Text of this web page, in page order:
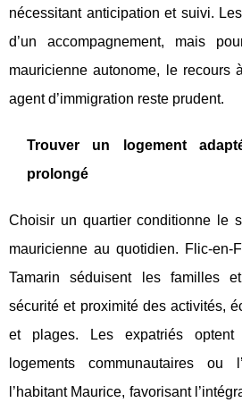
nécessitant anticipation et suivi.
d’un accompagnement, mais
mauricienne autonome, le recours
agent d’immigration reste prudent.
Trouver un logement
prolongé
Choisir un quartier conditionne le
mauricienne au quotidien. Flic-en-
Tamarin séduisent les familles
sécurité et proximité des activités,
et plages. Les expatriés
logements communautaires ou
l’habitant Maurice, favorisant